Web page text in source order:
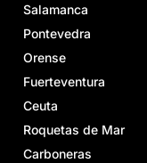
Salamanca
Pontevedra
Orense
Fuerteventura
Ceuta
Roquetas de Mar
Carboneras